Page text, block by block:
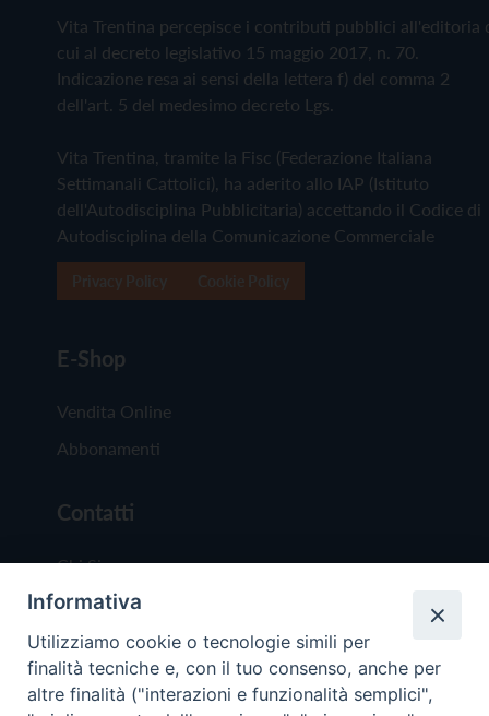
Vita Trentina percepisce i contributi pubblici all'editoria
cui al decreto legislativo 15 maggio 2017, n. 70.
Indicazione resa ai sensi della lettera f) del comma 2
dell'art. 5 del medesimo decreto Lgs.
Vita Trentina, tramite la Fisc (Federazione Italiana
Settimanali Cattolici), ha aderito allo IAP (Istituto
dell'Autodisciplina Pubblicitaria) accettando il Codice di
Autodisciplina della Comunicazione Commerciale
E-Shop
Vendita Online
Abbonamenti
Contatti
Chi Siamo
Redazione
Scrivici
Informativa
Utilizziamo cookie o tecnologie simili per
finalità tecniche e, con il tuo consenso, anche per
altre finalità ("interazioni e funzionalità semplici",